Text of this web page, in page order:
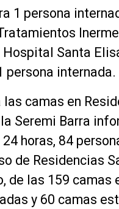
1 persona
Hospital Santa
persona internada.
las camas en
Seremi Barra
horas, 84
de Residencias
de las 159 camas
y 60 camas